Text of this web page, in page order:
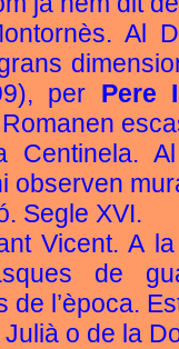
Al
per Pere I
Centinela.
observen
Segle XVI.
Vicent. A
de
de l’època.
o de la